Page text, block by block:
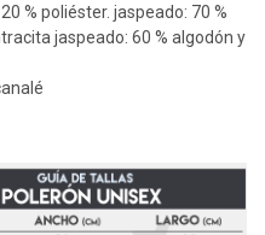
% poliéster. jaspeado: 70 %
jaspeado: 60 % algodón y